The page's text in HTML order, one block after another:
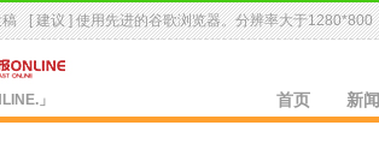
[ 建议 ] 使用先进的谷歌浏览器。分辨率大于1280*800
」 首页 新闻